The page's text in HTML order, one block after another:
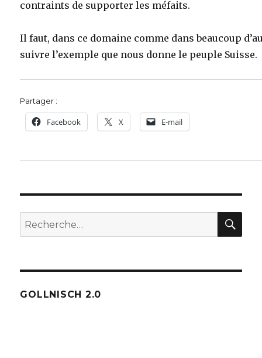
contraints de supporter les méfaits.
Il faut, dans ce domaine comme dans beaucoup
suivre l’exemple que nous donne le peuple Suisse.
Partager :
Facebook X E-mail
Recherche
pour :
GOLLNISCH 2.0